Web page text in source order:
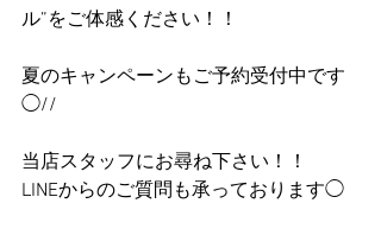
ル”をご体感ください！！
夏のキャンペーンもご予約受付中です
◯//
当店スタッフにお尋ね下さい！！
LINEからのご質問も承っております◯